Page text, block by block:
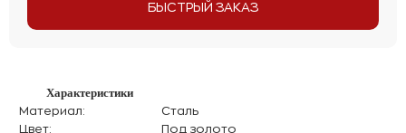
БЫСТРЫЙ ЗАКАЗ
Характеристики
Материал:
Сталь
Цвет:
Под золото